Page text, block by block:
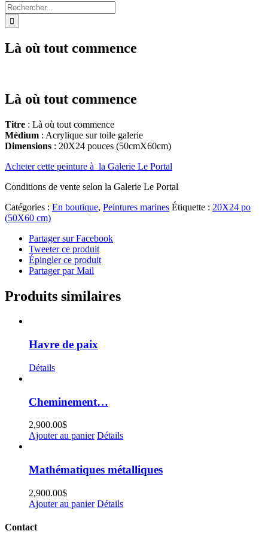
Rechercher:
Là où tout commence
Là où tout commence
Titre : Là où tout commence
Médium : Acrylique sur toile galerie
Dimensions : 20X24 pouces (50cmX60cm)
Acheter cette peinture à la Galerie Le Portal
Conditions de vente selon la Galerie Le Portal
Catégories : En boutique, Peintures marines Étiquette : 20X24 po
(50X60 cm)
Partager sur Facebook
Tweeter ce produit
Épingler ce produit
Partager par Mail
Produits similaires
Havre de paix
Détails
Cheminement…
2,900.00$
Ajouter au panier Détails
Mathématiques métalliques
2,900.00$
Ajouter au panier Détails
Contact